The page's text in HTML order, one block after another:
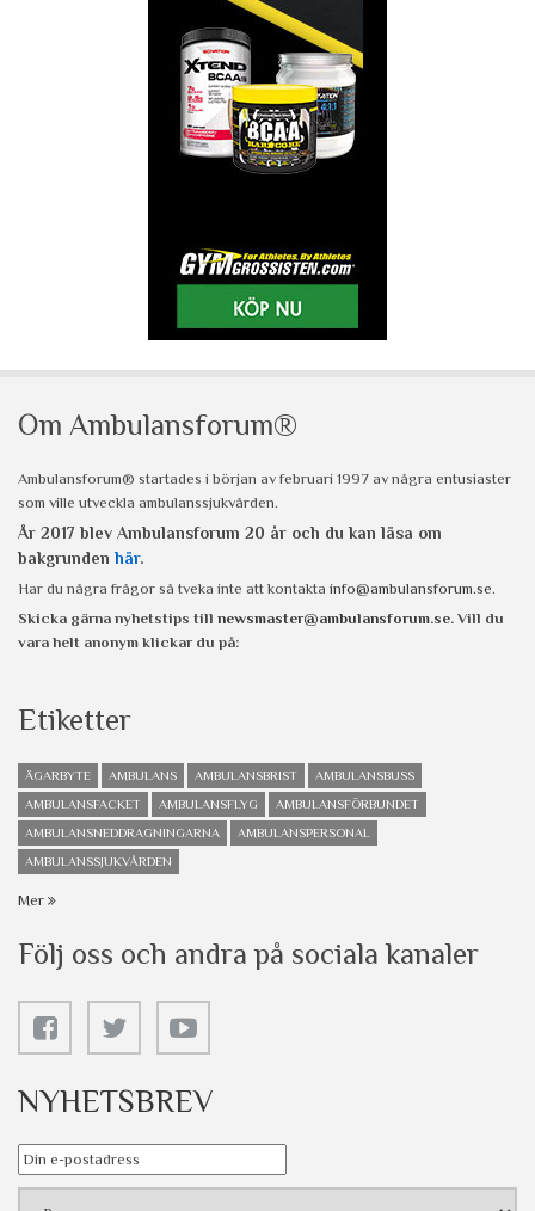
Om Ambulansforum®
Ambulansforum® startades i början av februari 1997 av några entusiaster
som ville utveckla ambulanssjukvården.
År 2017 blev Ambulansforum 20 år och du kan läsa om
bakgrunden här.
Har du några frågor så tveka inte att kontakta info@ambulansforum.se.
Skicka gärna nyhetstips till newsmaster@ambulansforum.se. Vill du
vara helt anonym klickar du på:
Etiketter
ÄGARBYTE AMBULANS AMBULANSBRIST
AMBULANSBUSS
AMBULANSFACKET
AMBULANSFLYG
AMBULANSFÖRBUNDET
AMBULANSNEDDRAGNINGARNA
AMBULANSPERSONAL
AMBULANSSJUKVÅRDEN
Mer
Följ oss och andra på sociala kanaler
NYHETSBREV